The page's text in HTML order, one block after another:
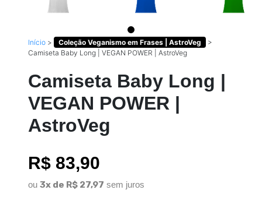
Início > Coleção Veganismo em Frases | AstroVeg
>
Camiseta Baby Long | VEGAN POWER | AstroVeg
Camiseta Baby Long |
VEGAN POWER |
AstroVeg
R$ 83,90
ou 3x de R$ 27,97 sem juros